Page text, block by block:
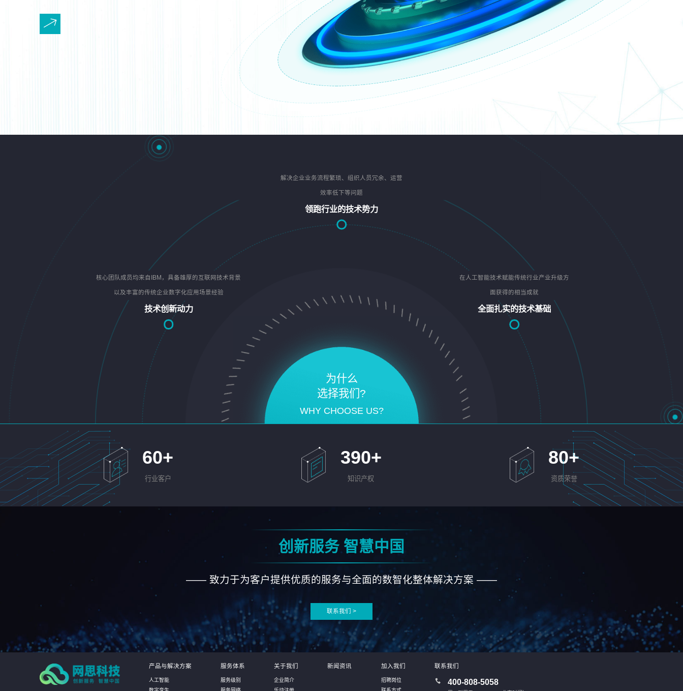
为什么
选择我们?
WHY CHOOSE US?
核心团队成员均来自IBM，具备雄厚的互联网技术背景
以及丰富的传统企业数字化应用场景经验
技术创新动力
解决企业业务流程繁琐、组织人员冗余、运营
效率低下等问题
领跑行业的技术势力
在人工智能技术赋能传统行业产业升级方
面获得的相当成就
全面扎实的技术基础
60+
行业客户
390+
知识产权
80+
资质荣誉
创新服务 智慧中国
—— 致力于为客户提供优质的服务与全面的数智化整体解决方案 ——
联系我们 >
产品与解决方案
人工智能
服务体系
服务级别
关于我们
企业简介
新闻资讯 加入我们
招聘岗位
联系我们
400-808-5058